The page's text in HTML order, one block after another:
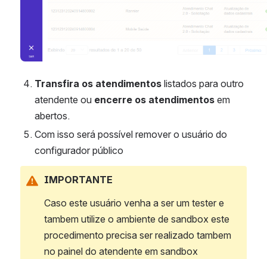
Transfira os atendimentos listados para outro
atendente ou encerre os atendimentos em
abertos.
Com isso será possível remover o usuário do
configurador público
IMPORTANTE
Caso este usuário venha a ser um tester e
tambem utilize o ambiente de sandbox este
procedimento precisa ser realizado tambem
no painel do atendente em sandbox